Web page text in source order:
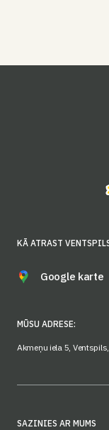
KĀ ATRAST
Google karte
MŪSU ADRESE:
Akmeņu iela 5,
SAZINIES AR MUMS